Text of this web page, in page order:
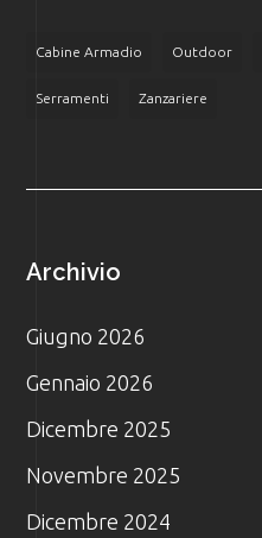
Cabine Armadio Outdoor
Serramenti Zanzariere
Archivio
Giugno 2026
Gennaio 2026
Dicembre 2025
Novembre 2025
Dicembre 2024